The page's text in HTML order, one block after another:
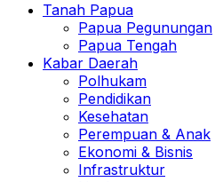
Tanah Papua
Papua Pegunungan
Papua Tengah
Kabar Daerah
Polhukam
Pendidikan
Kesehatan
Perempuan & Anak
Ekonomi & Bisnis
Infrastruktur